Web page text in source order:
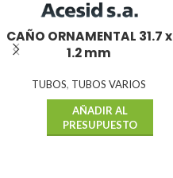
CAÑO ORNAMENTAL 31.7 x
1.2 mm
TUBOS, TUBOS VARIOS
AÑADIR AL
PRESUPUESTO